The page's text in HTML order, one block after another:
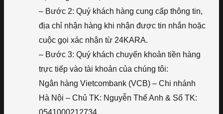
– Bước 2: Quý khách hàng cung cấp thông tin,
địa chỉ nhận hàng khi nhận được tin nhắn hoặc
cuộc gọi xác nhận từ 24KARA.
– Bước 3: Quý khách chuyển khoản tiền hàng
trực tiếp vào tài khoản của chúng tôi:
Ngân hàng Vietcombank (VCB) – Chi nhánh
Hà Nội – Chủ TK: Nguyễn Thế Anh & Số TK:
0541000212734